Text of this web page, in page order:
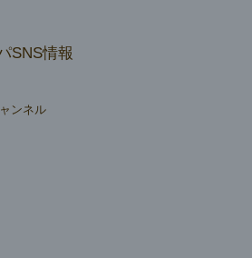
SNS情報
ンネル